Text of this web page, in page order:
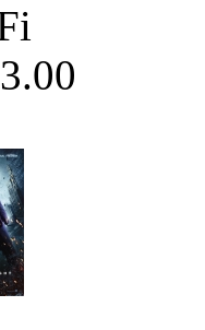
3.00